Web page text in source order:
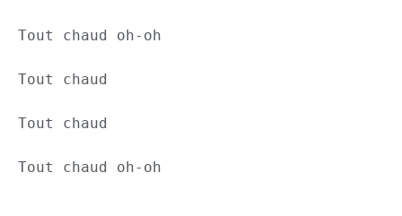
Tout chaud oh-oh
Tout chaud
Tout chaud
Tout chaud oh-oh